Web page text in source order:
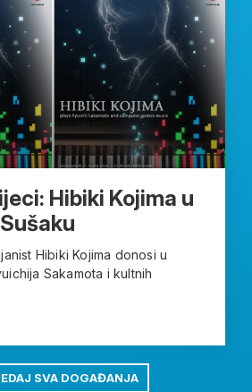
Hibiki Kojima u
Hibiki Kojima donosi u
Sakamota i kultnih
SVA DOGAĐANJA